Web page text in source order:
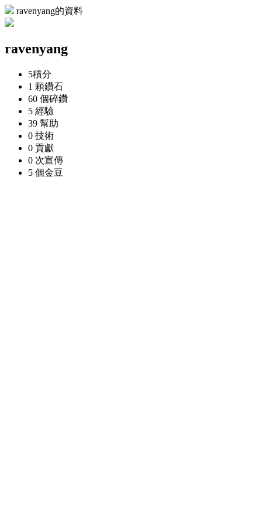
ravenyang的資料
ravenyang
5積分
1 顆鑽石
60 個碎鑽
5 經驗
39 幫助
0 技術
0 貢獻
0 次宣傳
5 個金豆